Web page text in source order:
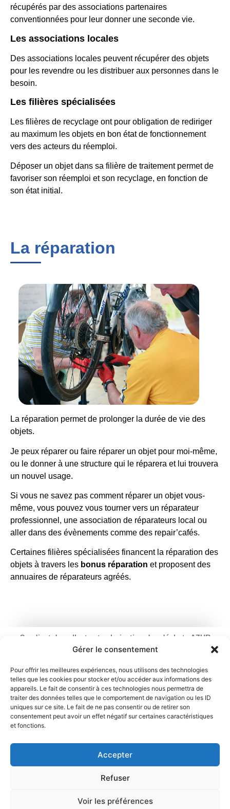
Gérer le consentement
Pour offrir les meilleures expériences, nous utilisons des technologies
telles que les cookies pour stocker et/ou accéder aux informations des
appareils. Le fait de consentir à ces technologies nous permettra de
traiter des données telles que le comportement de navigation ou les ID
uniques sur ce site. Le fait de ne pas consentir ou de retirer son
consentement peut avoir un effet négatif sur certaines caractéristiques
et fonctions.
Accepter
Refuser
Voir les préférences
récupérés par des associations partenaires
conventionnées pour leur donner une seconde vie.
Les associations locales
Des associations locales peuvent récupérer des objets
pour les revendre ou les distribuer aux personnes dans le
besoin.
Les filières spécialisées
Les filières de recyclage ont pour obligation de rediriger
au maximum les objets en bon état de fonctionnement
vers des acteurs du réemploi.
Déposer un objet dans sa filière de traitement permet de
favoriser son réemploi et son recyclage, en fonction de
son état initial.
La réparation
La réparation permet de prolonger la durée de vie des
objets.
Je peux réparer ou faire réparer un objet pour moi-même,
ou le donner à une structure qui le réparera et lui trouvera
un nouvel usage.
Si vous ne savez pas comment réparer un objet vous-
même, vous pouvez vous tourner vers un réparateur
professionnel, une association de réparateurs local ou
aller dans des évènements comme des repair’cafés.
Certaines filières spécialisées financent la réparation des
objets à travers les bonus réparation et proposent des
annuaires de réparateurs agréés.
Syndicat de collecte et valorisation des déchets AZUR
Ouverture : du lundi au vendredi
2 rue du Chemin Vert – 95100 Argenteuil
01 34 11 70 31
Mentions légales Politique de cookies
Déclaration de confidentialité